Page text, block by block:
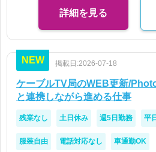
職業訓練校卒、別職種からの
詳細を見る
NEW 掲載日:2026-07-18
ケーブルTV局のWEB更新/
と連携しながら進める仕事
残業なし 土日休み 週5日勤務 平
服装自由 電話対応なし 車通勤OK